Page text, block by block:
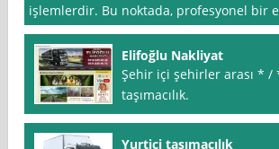
işlemlerdir. Bu noktada, profesyonel bir
Elifoğlu Nakliyat
Şehir içi şehirler arası * /
taşımacılık.
Yurtiçi taşımacılık